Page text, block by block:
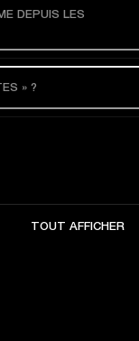
DEPUIS LES
» ?
TOUT AFFICHER